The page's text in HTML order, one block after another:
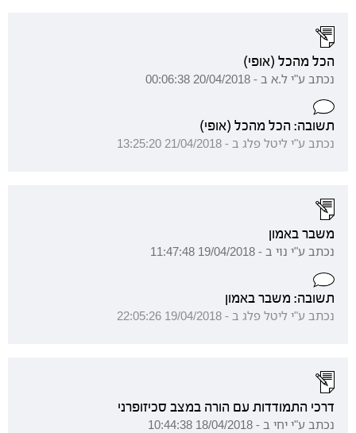
הכל מהכל (אופי)
נכתב ע"י ל.א ב - 20/04/2018 00:06:38
תשובה: הכל מהכל (אופי)
נכתב ע"י ליטל פלג ב - 21/04/2018 13:25:20
משבר באמון
נכתב ע"י נוי ב - 19/04/2018 11:47:48
תשובה: משבר באמון
נכתב ע"י ליטל פלג ב - 19/04/2018 22:05:26
דרכי התמודדות עם הורה במצב סכיזופרני
נכתב ע"י יחי ב - 18/04/2018 10:44:38